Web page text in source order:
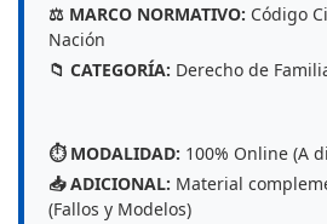
⚖️ MARCO NORMATIVO: Código
Nación
📁 CATEGORÍA: Derecho de
⏱️ MODALIDAD: 100% Online (A
📥 ADICIONAL: Material
(Fallos y Modelos)